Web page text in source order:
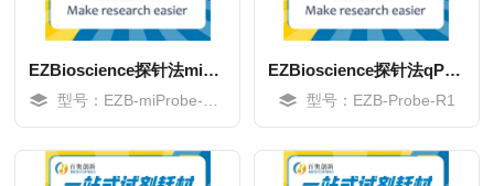
EZBioscience探针法microRNA qPCR试剂盒
型号：EZB-miProbe-R2-S
EZBioscience探针法qPCR试剂盒
型号：EZB-Probe-R1